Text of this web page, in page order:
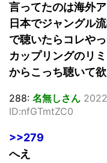
言ってたのは海外
日本でジャングル
で聴いたらコレや
カップリングのリ
からこっち聴いて
288: 名無しさん
ID:nfGTmtZC0
>>279
へえ